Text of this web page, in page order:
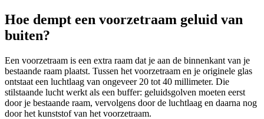
Hoe dempt een voorzetraam geluid van
buiten?
Een voorzetraam is een extra raam dat je aan de binnenkant van je
bestaande raam plaatst. Tussen het voorzetraam en je originele glas
ontstaat een luchtlaag van ongeveer 20 tot 40 millimeter. Die
stilstaande lucht werkt als een buffer: geluidsgolven moeten eerst
door je bestaande raam, vervolgens door de luchtlaag en daarna nog
door het kunststof van het voorzetraam.